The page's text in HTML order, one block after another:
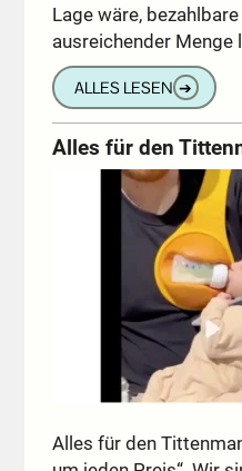
Lage wäre,
ausreichender Menge
ALLES LESEN ➔
Alles für den
Alles für den